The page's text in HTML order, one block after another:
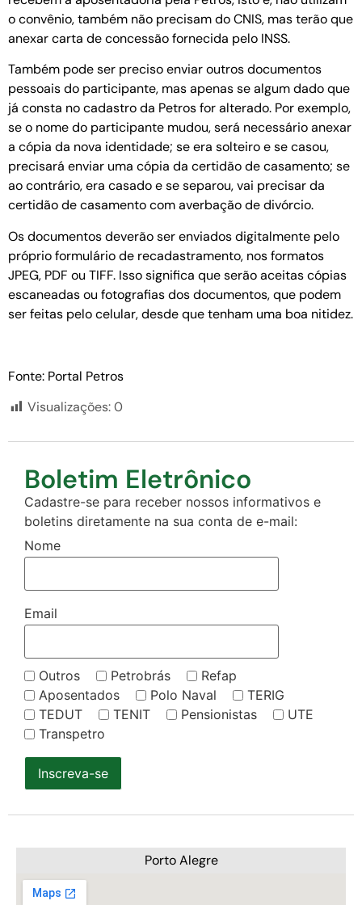
o convênio, também não precisam do CNIS, mas terão que
anexar carta de concessão fornecida pelo INSS.
Também pode ser preciso enviar outros documentos
pessoais do participante, mas apenas se algum dado que
já consta no cadastro da Petros for alterado. Por exemplo,
se o nome do participante mudou, será necessário anexar
a cópia da nova identidade; se era solteiro e se casou,
precisará enviar uma cópia da certidão de casamento; se
ao contrário, era casado e se separou, vai precisar da
certidão de casamento com averbação de divórcio.
Os documentos deverão ser enviados digitalmente pelo
próprio formulário de recadastramento, nos formatos
JPEG, PDF ou TIFF. Isso significa que serão aceitas cópias
escaneadas ou fotografias dos documentos, que podem
ser feitas pelo celular, desde que tenham uma boa nitidez.
Fonte: Portal Petros
Visualizações:0
Boletim Eletrônico
Cadastre-se para receber nossos informativos e
boletins diretamente na sua conta de e-mail:
Nome
Email
Outros Petrobrás
Refap
Aposentados
Polo Naval
TERIG
TEDUT
TENIT Pensionistas
UTE
Transpetro
Inscreva-se
Porto Alegre